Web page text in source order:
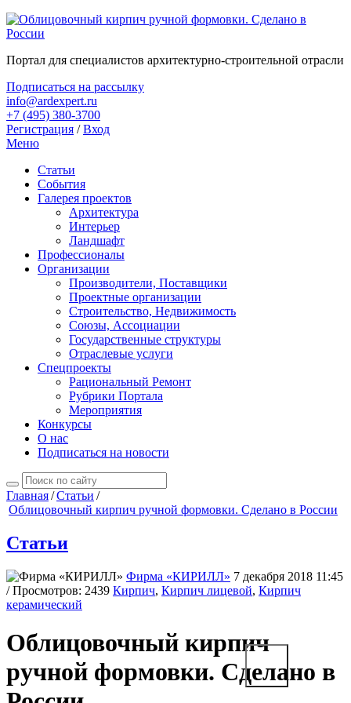
Портал для специалистов архитектурно-строительной отрасли
Подписаться на рассылку
info@ardexpert.ru
+7 (495) 380-3700
Регистрация / Вход
Меню
Статьи
События
Галерея проектов
Архитектура
Интерьер
Ландшафт
Профессионалы
Организации
Производители, Поставщики
Проектные организации
Строительство, Недвижимость
Союзы, Ассоциации
Государственные структуры
Отраслевые услуги
Спецпроекты
Рациональный Ремонт
Рубрики Портала
Мероприятия
Конкурсы
О нас
Подписаться на новости
Главная/Статьи /
Облицовочный кирпич ручной формовки. Сделано в России
Статьи
Фирма «КИРИЛЛ» 7 декабря 2018 11:45
/ Просмотров: 2439 Кирпич, Кирпич лицевой, Кирпич
керамический
Облицовочный кирпич
ручной формовки. Сделано в